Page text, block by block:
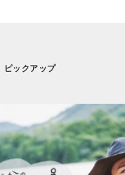
ピックアップ